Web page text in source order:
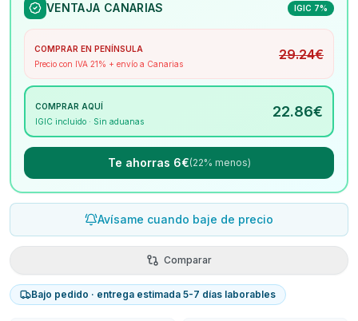
VENTAJA CANARIAS IGIC 7%
COMPRAR EN PENÍNSULA
Precio con IVA 21% + envío a Canarias
29.24€
COMPRAR AQUÍ
IGIC incluido · Sin aduanas
22.86€
Te ahorras 6€(22% menos)
Avísame cuando baje de precio
Comparar
Bajo pedido · entrega estimada 5-7 días laborables